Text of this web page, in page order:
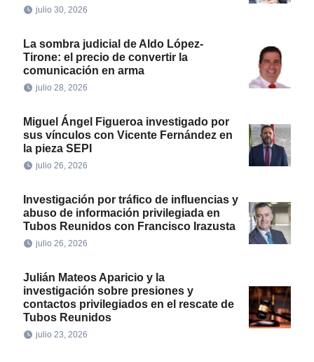
julio 30, 2026
La sombra judicial de Aldo López-
Tirone: el precio de convertir la
comunicación en arma
julio 28, 2026
Miguel Ángel Figueroa investigado por
sus vínculos con Vicente Fernández en
la pieza SEPI
julio 26, 2026
Investigación por tráfico de influencias y
abuso de información privilegiada en
Tubos Reunidos con Francisco Irazusta
julio 26, 2026
Julián Mateos Aparicio y la
investigación sobre presiones y
contactos privilegiados en el rescate de
Tubos Reunidos
julio 23, 2026